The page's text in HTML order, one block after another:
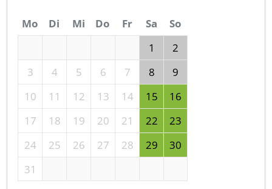
Mo Di Mi Do Fr Sa
So
1
2
3
4 5 6 7 8
9
10
11 12 13 14 15
16
17
18 19 20 21 22
23
24
25 26 27 28 29
30
31